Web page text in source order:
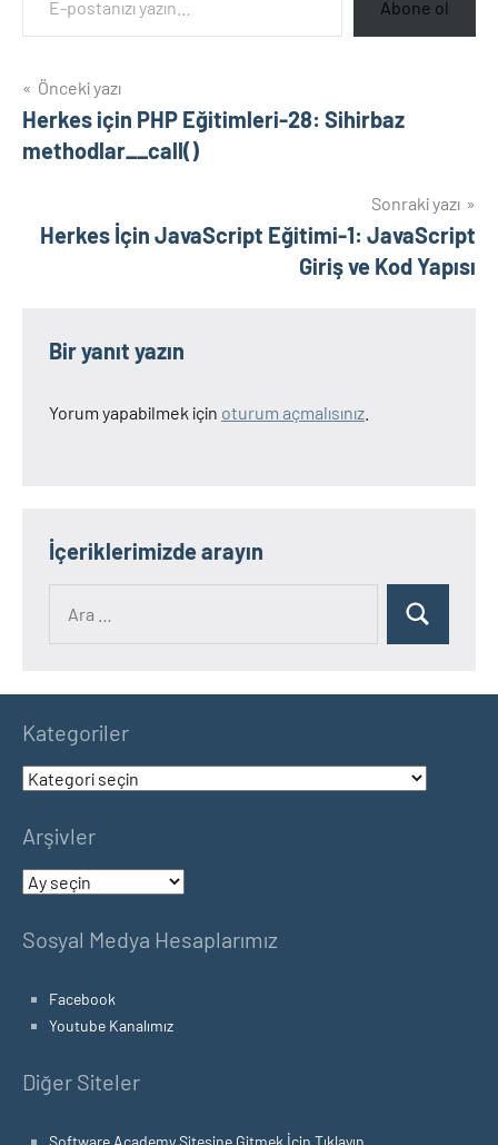
Abone ol
Yazı
gezinmesi
Önceki yazı
Herkes için PHP Eğitimleri-28: Sihirbaz
methodlar__call()
Sonraki yazı
Herkes İçin JavaScript Eğitimi-1: JavaScript
Giriş ve Kod Yapısı
Bir yanıt yazın
Yorum yapabilmek için oturum açmalısınız
İçeriklerimizde arayın
Ara
Kategoriler
Kategoriler
Arşivler
Arşivler
Sosyal Medya Hesaplarımız
Facebook
Youtube Kanalımız
Diğer Siteler
Software Academy Sitesine Gitmek İçin Tıklayın